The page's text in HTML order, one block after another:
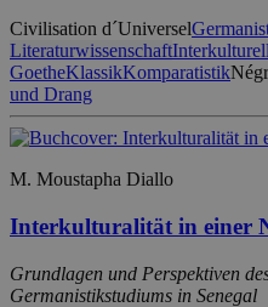
Civilisation d´Universel
Literaturwissenschaft
GoetheKlassikKomparatistik
und Drang
M. Moustapha Diallo
Interkulturalität in einer
Grundlagen und Perspektiven
Germanistikstudiums in Senegal